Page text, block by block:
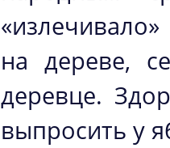
на дереве,
деревце.
выпросить у